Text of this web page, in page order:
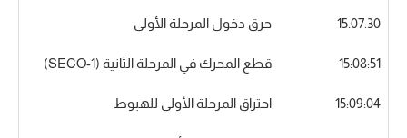
15:07:30 حرق دخول المرحلة الأولى
15:08:51 قطع المحرك في المرحلة الثانية (SECO-1)
15:09:04 احتراق المرحلة الأولى للهبوط